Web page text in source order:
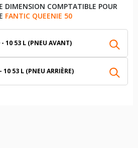
DIMENSION COMPTATIBLE POUR
FANTIC QUEENIE 50
10 53 L (PNEU AVANT)
10 53 L (PNEU ARRIÈRE)